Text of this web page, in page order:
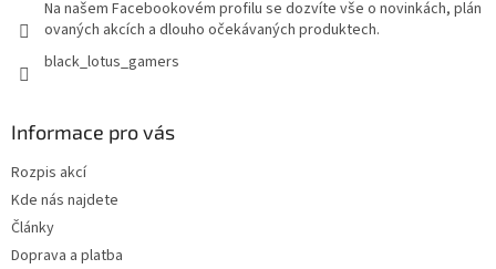
Na našem Facebookovém profilu se dozvíte vše o novinkách, plán
ovaných akcích a dlouho očekávaných produktech.
black_lotus_gamers
Informace pro vás
Rozpis akcí
Kde nás najdete
Články
Doprava a platba